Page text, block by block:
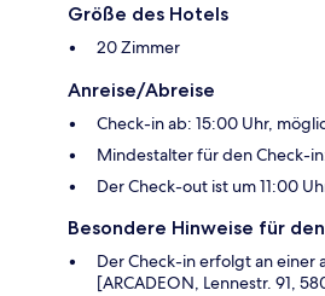
Größe des Hotels
20 Zimmer
Anreise/Abreise
Check-in ab: 15:00 Uhr,
Mindestalter für den Check-
Der Check-out ist um 11:00
Besondere Hinweise für
Der Check-in erfolgt an einer
[ARCADEON, Lennestr. 91,